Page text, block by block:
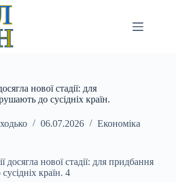
нової стадії: для
до сусідніх країн.
06.07.2026 Економіка